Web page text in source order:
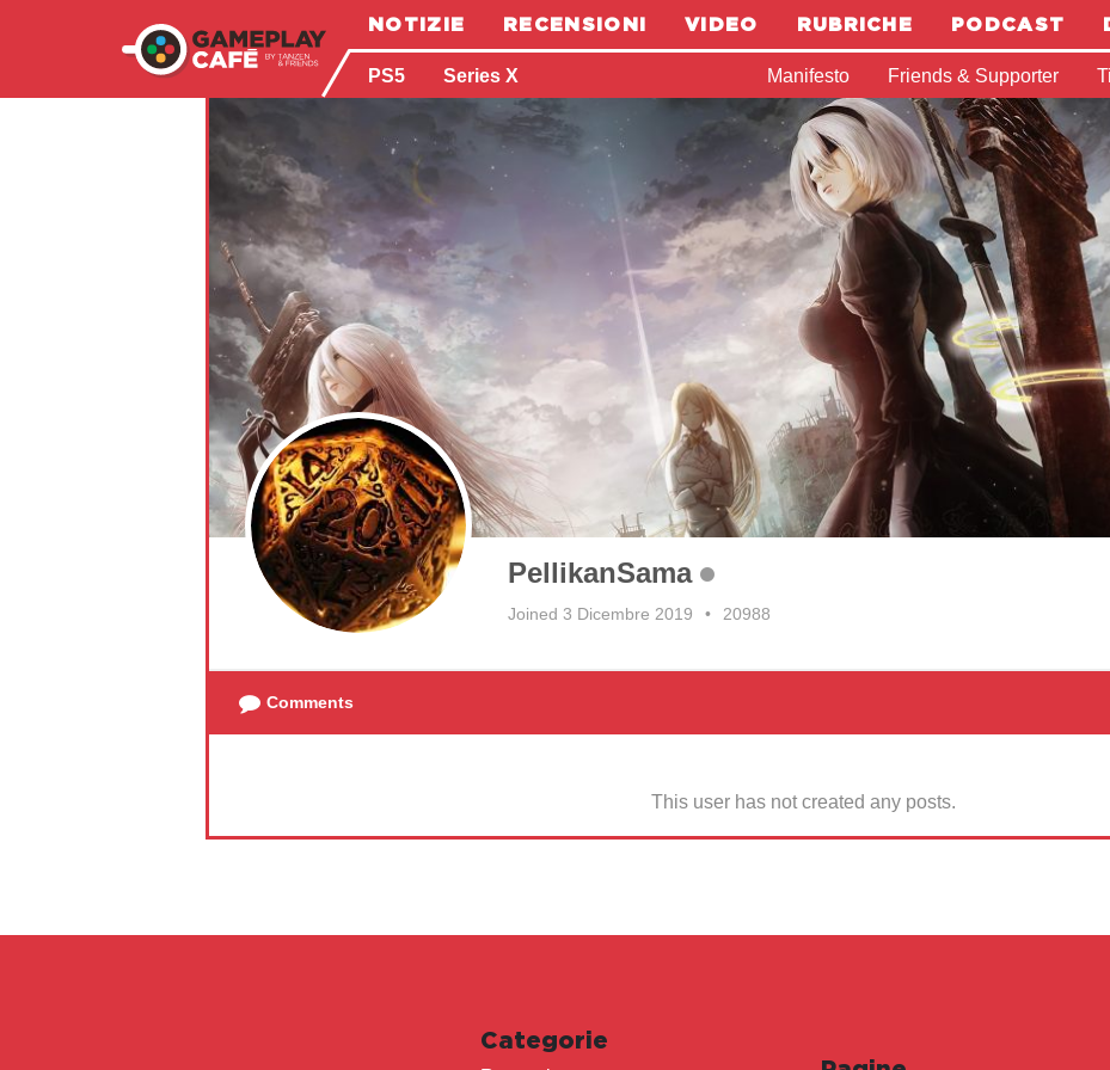
NOTIZIE RECENSIONI VIDEO RUBRICHE PODCAST
PS5 Series X Manifesto Friends & Supporter
PellikanSama
Joined 3 Dicembre 2019 • 20988
Comments
This user has not created any posts.
Categorie